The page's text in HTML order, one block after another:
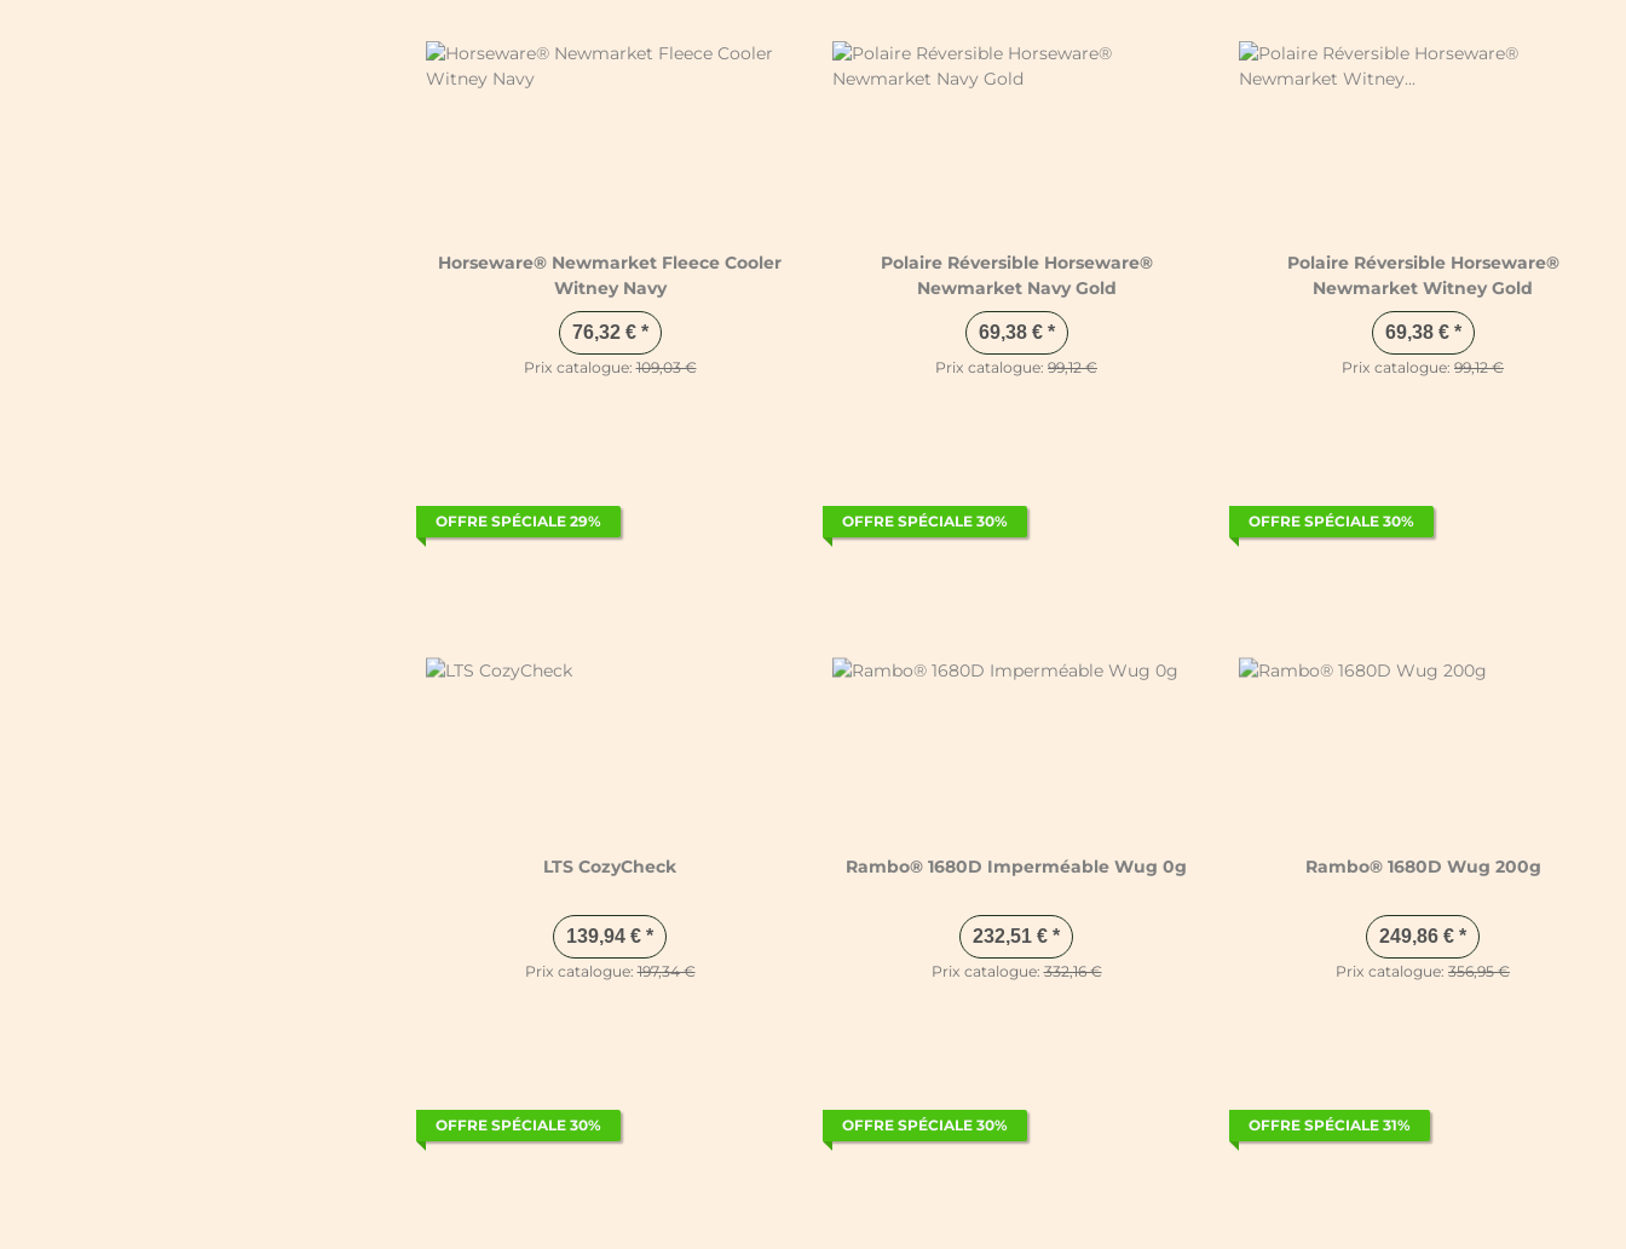
Horseware® Newmarket Fleece Cooler
Witney Navy
76,32 € *
Prix catalogue:109,03 €
Polaire Réversible Horseware®
Newmarket Navy Gold
69,38 € *
Prix catalogue: 99,12 €
Polaire Réversible Horseware®
Newmarket Witney Gold
69,38 € *
Prix catalogue: 99,12 €
OFFRE SPÉCIALE 29%
LTS CozyCheck
139,94 € *
Prix catalogue:197,34 €
OFFRE SPÉCIALE 30%
Rambo® 1680D Imperméable Wug 0g
232,51 € *
Prix catalogue:332,16 €
OFFRE SPÉCIALE 30%
Rambo® 1680D Wug 200g
249,86 € *
Prix catalogue: 356,95 €
OFFRE SPÉCIALE 30% OFFRE SPÉCIALE 30% OFFRE SPÉCIALE 31%